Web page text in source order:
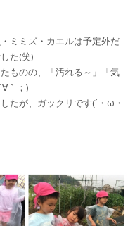
ミミズ・カエルは予定外だ
た(笑)
ものの、「汚れる～」「気
｀；)
たが、ガックリです(´・ω・